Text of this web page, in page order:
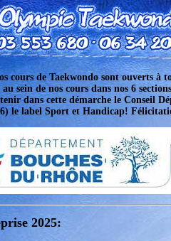
cours de Taekwondo sont ouverts à
sein de nos cours dans nos 6
dans cette démarche le Conseil
le label Sport et Handicap!
2025: